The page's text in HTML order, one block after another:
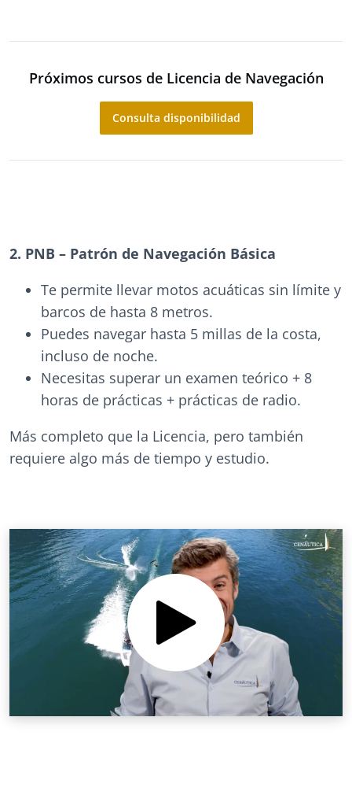
Próximos cursos de Licencia de Navegación
Consulta disponibilidad
2. PNB – Patrón de Navegación Básica
Te permite llevar motos acuáticas sin límite y
barcos de hasta 8 metros.
Puedes navegar hasta 5 millas de la costa,
incluso de noche.
Necesitas superar un examen teórico + 8
horas de prácticas + prácticas de radio.
Más completo que la Licencia, pero también
requiere algo más de tiempo y estudio.